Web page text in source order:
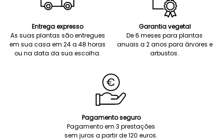
Entrega expresso
As suas plantas são entregues
em sua casa em 24 a 48 horas
ou na data da sua escolha.
Garantia vegetal
De 6 meses para plantas
anuais a 2 anos para árvores e
arbustos.
Pagamento seguro
Pagamento em 3 prestações
sem juros a partir de 120 euros.